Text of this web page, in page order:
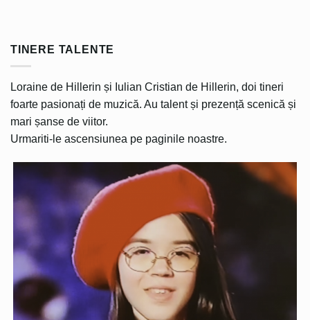
TINERE TALENTE
Loraine de Hillerin și Iulian Cristian de Hillerin, doi tineri
foarte pasionați de muzică. Au talent și prezență scenică și
mari șanse de viitor.
Urmariti-le ascensiunea pe paginile noastre.